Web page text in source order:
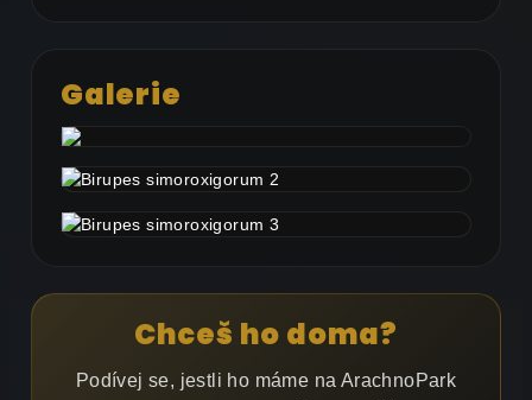
Galerie
Chceš ho doma?
Podívej se, jestli ho máme na ArachnoPark